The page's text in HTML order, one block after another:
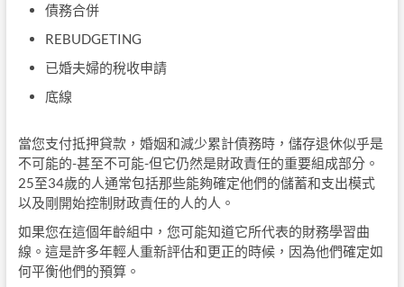
債務合併
REBUDGETING
已婚夫婦的稅收申請
底線
當您支付抵押貸款，婚姻和減少累計債務時，儲存退休似乎是
不可能的-甚至不可能-但它仍然是財政責任的重要組成部分。
25至34歲的人通常包括那些能夠確定他們的儲蓄和支出模式
以及剛開始控制財政責任的人的人。
如果您在這個年齡組中，您可能知道它所代表的財務學習曲
線。這是許多年輕人重新評估和更正的時候，因為他們確定如
何平衡他們的預算。